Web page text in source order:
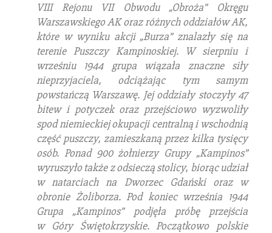
VIII Rejonu VII Obwodu „Obroża” Okręgu
Warszawskiego AK oraz różnych oddziałów AK,
które w wyniku akcji „Burza” znalazły się na
terenie Puszczy Kampinoskiej. W sierpniu i
wrześniu 1944 grupa wiązała znaczne siły
nieprzyjaciela, odciążając tym samym
powstańczą Warszawę. Jej oddziały stoczyły 47
bitew i potyczek oraz przejściowo wyzwoliły
spod niemieckiej okupacji centralną i wschodnią
część puszczy, zamieszkaną przez kilka tysięcy
osób. Ponad 900 żołnierzy Grupy „Kampinos”
wyruszyło także z odsieczą stolicy, biorąc udział
w natarciach na Dworzec Gdański oraz w
obronie Żoliborza.Pod koniec września 1944
Grupa „Kampinos” podjęła próbę przejścia
w Góry Świętokrzyskie. Początkowo polskie